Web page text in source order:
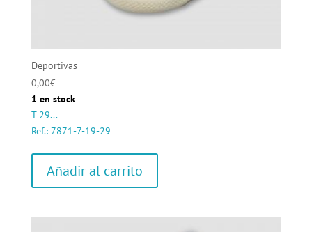
Deportivas
0,00€
1 en stock
T 29...
Ref.: 7871-7-19-29
Añadir al carrito